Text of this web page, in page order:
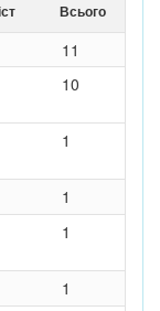
Всього
11
10
1
1
1
1